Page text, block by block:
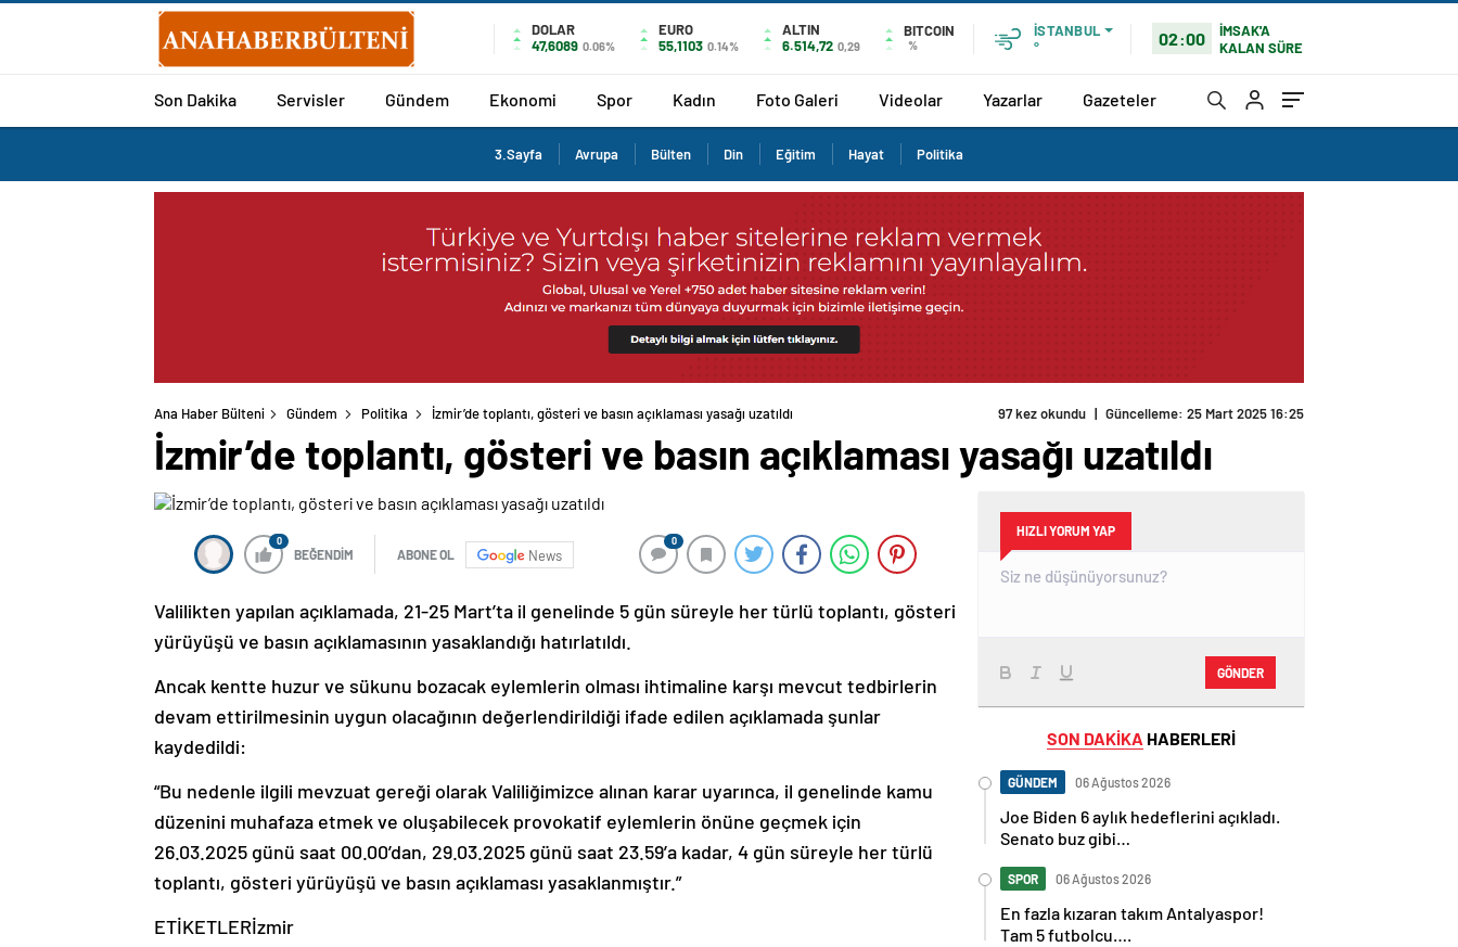
DOLAR
47,6089 0.06%
EURO
55,1103 0.14%
ALTIN
6.514,72 0,29
BITCOIN
%
İSTANBUL
°
02:00
İMSAK'A
KALAN SÜRE
Son Dakika Servisler Gündem Ekonomi Spor Kadın Foto Galeri Videolar Yazarlar Gazeteler
3.Sayfa Avrupa Bülten Din Eğitim Hayat Politika
Ana Haber Bülteni Gündem Politika İzmir’de toplantı, gösteri ve basın açıklaması yasağı uzatıldı 97 kez okundu | Güncelleme: 25 Mart 2025 16:25
İzmir’de toplantı, gösteri ve basın açıklaması yasağı uzatıldı
0
BEĞENDİM ABONE OL News
0
Valilikten yapılan açıklamada, 21-25 Mart’ta il genelinde 5 gün süreyle her türlü toplantı, gösteri
yürüyüşü ve basın açıklamasının yasaklandığı hatırlatıldı.
Ancak kentte huzur ve sükunu bozacak eylemlerin olması ihtimaline karşı mevcut tedbirlerin
devam ettirilmesinin uygun olacağının değerlendirildiği ifade edilen açıklamada şunlar
kaydedildi:
“Bu nedenle ilgili mevzuat gereği olarak Valiliğimizce alınan karar uyarınca, il genelinde kamu
düzenini muhafaza etmek ve oluşabilecek provokatif eylemlerin önüne geçmek için
26.03.2025 günü saat 00.00’dan, 29.03.2025 günü saat 23.59’a kadar, 4 gün süreyle her türlü
toplantı, gösteri yürüyüşü ve basın açıklaması yasaklanmıştır.”
ETİKETLERİzmir
HIZLI YORUM YAP
GÖNDER
SON DAKİKA HABERLERİ
GÜNDEM 06 Ağustos 2026
Joe Biden 6 aylık hedeflerini açıkladı.
Senato buz gibi…
SPOR 06 Ağustos 2026
En fazla kızaran takım Antalyaspor!
Tam 5 futbolcu….